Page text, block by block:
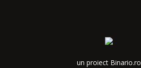
un proiect Binario.ro